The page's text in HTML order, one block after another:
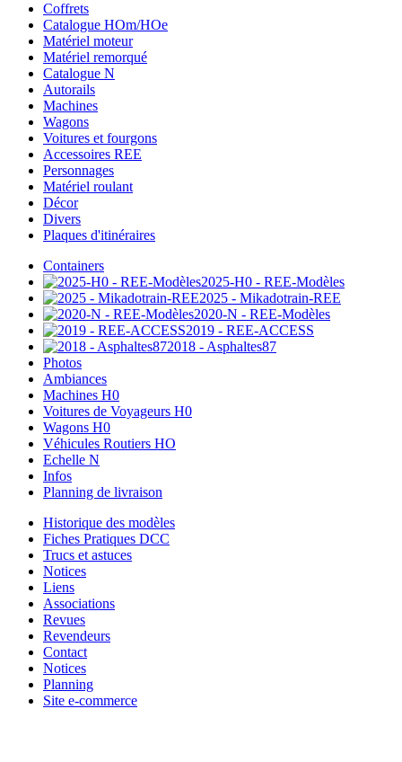
Coffrets
Catalogue HOm/HOe
Matériel moteur
Matériel remorqué
Catalogue N
Autorails
Machines
Wagons
Voitures et fourgons
Accessoires REE
Personnages
Matériel roulant
Décor
Divers
Plaques d'itinéraires
Containers
2025-H0 - REE-Modèles
2025 - Mikadotrain-REE
2020-N - REE-Modèles
2019 - REE-ACCESS
2018 - Asphaltes87
Photos
Ambiances
Machines H0
Voitures de Voyageurs H0
Wagons H0
Véhicules Routiers HO
Echelle N
Infos
Planning de livraison
Historique des modèles
Fiches Pratiques DCC
Trucs et astuces
Notices
Liens
Associations
Revues
Revendeurs
Contact
Notices
Planning
Site e-commerce